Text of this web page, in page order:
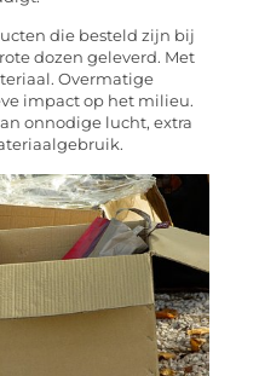
die besteld zijn bij
dozen geleverd. Met
Overmatige
impact op het milieu.
onnodige lucht, extra